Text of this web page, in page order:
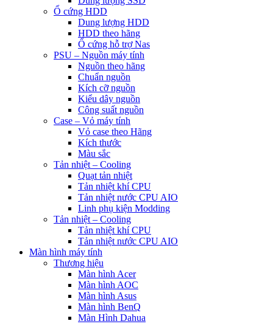
Ổ cứng HDD
Dung lượng HDD
HDD theo hãng
Ổ cứng hỗ trợ Nas
PSU – Nguồn máy tính
Nguồn theo hãng
Chuẩn nguồn
Kích cỡ nguồn
Kiểu dây nguồn
Công suất nguồn
Case – Vỏ máy tính
Vỏ case theo Hãng
Kích thước
Màu sắc
Tản nhiệt – Cooling
Quạt tản nhiệt
Tản nhiệt khí CPU
Tản nhiệt nước CPU AIO
Linh phụ kiện Modding
Tản nhiệt – Cooling
Tản nhiệt khí CPU
Tản nhiệt nước CPU AIO
Màn hình máy tính
Thương hiệu
Màn hình Acer
Màn hình AOC
Màn hình Asus
Màn hình BenQ
Màn Hình Dahua